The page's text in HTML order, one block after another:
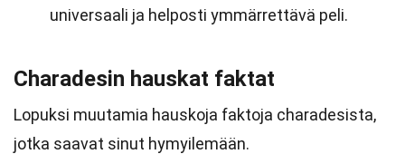
universaali ja helposti ymmärrettävä peli.
Charadesin hauskat faktat
Lopuksi muutamia hauskoja faktoja charadesista,
jotka saavat sinut hymyilemään.